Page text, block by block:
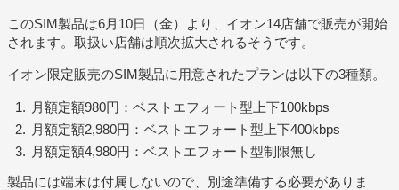
このSIM製品は6月10日（金）より、イオン14店舗で販売が開始
されます。取扱い店舗は順次拡大されるそうです。
イオン限定販売のSIM製品に用意されたプランは以下の3種類。
月額定額980円：ベストエフォート型上下100kbps
月額定額2,980円：ベストエフォート型上下400kbps
月額定額4,980円：ベストエフォート型制限無し
製品には端末は付属しないので、別途準備する必要がありま